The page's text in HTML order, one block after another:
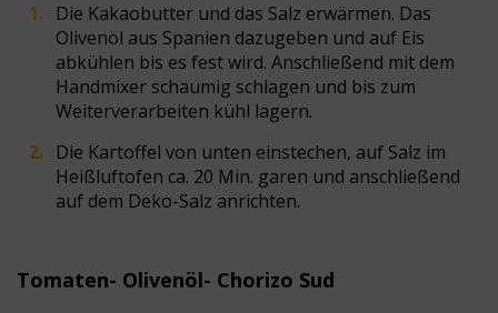
Die Kakaobutter und das Salz erwärmen. Das
Olivenöl aus Spanien dazugeben und auf Eis
abkühlen bis es fest wird. Anschließend mit dem
Handmixer schaumig schlagen und bis zum
Weiterverarbeiten kühl lagern.
Die Kartoffel von unten einstechen, auf Salz im
Heißluftofen ca. 20 Min. garen und anschließend
auf dem Deko-Salz anrichten.
Tomaten- Olivenöl- Chorizo Sud